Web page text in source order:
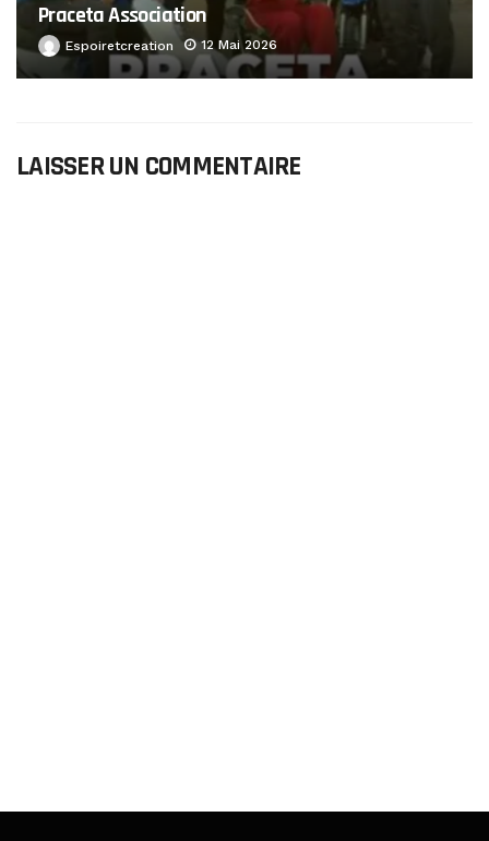
Praceta Association
Espoiretcreation 12 Mai 2026
LAISSER UN COMMENTAIRE